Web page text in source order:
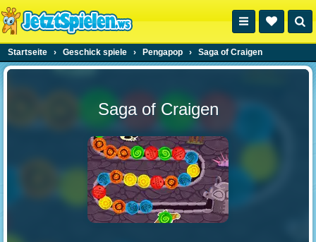
Startseite › Geschick spiele › Pengapop › Saga of Craigen
Saga of Craigen